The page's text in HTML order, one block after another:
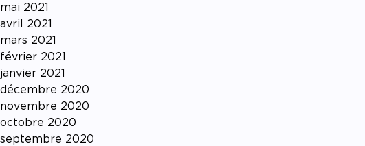
mai 2021
avril 2021
mars 2021
février 2021
janvier 2021
décembre 2020
novembre 2020
octobre 2020
septembre 2020